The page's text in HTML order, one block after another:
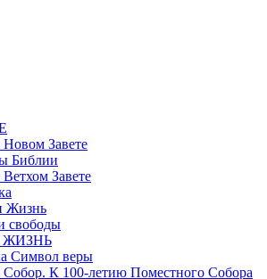
Новом Завете
Библии
Завете
Жизнь
свободы
Символ веры
К 100-летию Поместного Собора